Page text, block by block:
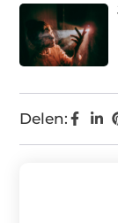
Delen: